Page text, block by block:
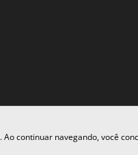
. Ao continuar navegando, você